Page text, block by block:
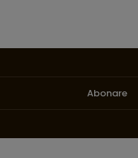
Abonare